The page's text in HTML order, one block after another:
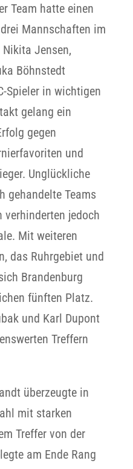
Team hatte einen
Mannschaften im
Jensen,
Böhnstedt
Spieler in wichtigen
gelang ein
gegen
und
Unglückliche
gehandelte Teams
verhinderten jedoch
Mit weiteren
das Ruhrgebiet und
Brandenburg
fünften Platz.
und Karl Dupont
Treffern
überzeugte in
mit starken
Treffer von der
am Ende Rang